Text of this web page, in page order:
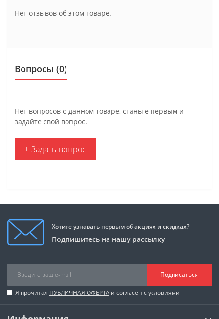
Нет отзывов об этом товаре.
Вопросы (0)
Нет вопросов о данном товаре, станьте первым и
задайте свой вопрос.
+ Задать вопрос
Хотите узнавать первым об акциях и скидках?
Подпишитесь на нашу рассылку
Подписаться
Я прочитал ПУБЛИЧНАЯ ОФЕРТА и согласен с условиями